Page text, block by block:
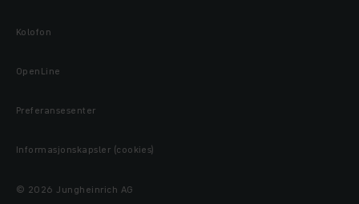
Kolofon
OpenLine
Preferansesenter
Informasjonskapsler (cookies)
© 2026 Jungheinrich AG